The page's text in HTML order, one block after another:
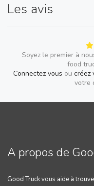
Les avis
Soyez le premier à
food
Connectez vous ou créez
votre
A propos de
Good Truck vous aide à